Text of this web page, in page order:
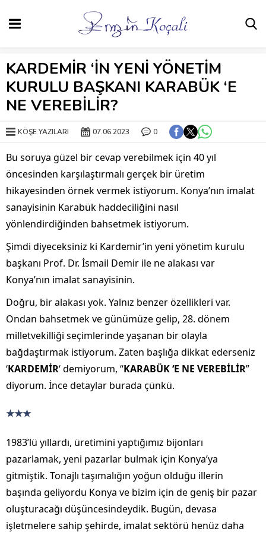
KARDEMİR ‘İN YENİ YÖNETİM
KURULU BAŞKANI KARABÜK ‘E
NE VEREBİLİR?
KÖŞE YAZILARI 07.06.2023 0
Bu soruya güzel bir cevap verebilmek için 40 yıl
öncesinden karşılaştırmalı gerçek bir üretim
hikayesinden örnek vermek istiyorum. Konya’nın imalat
sanayisinin Karabük haddeciliğini nasıl
yönlendirdiğinden bahsetmek istiyorum.
Şimdi diyeceksiniz ki Kardemir’in yeni yönetim kurulu
başkanı Prof. Dr. İsmail Demir ile ne alakası var
Konya’nın imalat sanayisinin.
Doğru, bir alakası yok. Yalnız benzer özellikleri var.
Ondan bahsetmek ve günümüze gelip, 28. dönem
milletvekilliği seçimlerinde yaşanan bir olayla
bağdaştırmak istiyorum. Zaten başlığa dikkat ederseniz
‘KARDEMİR‘ demiyorum, “KARABÜK ‘E NE VEREBİLİR”
diyorum. İnce detaylar burada çünkü.
★★★
1983’lü yıllardı, üretimini yaptığımız bijonları
pazarlamak, yeni pazarlar bulmak için Konya’ya
gitmiştik. Tonajlı taşımalığın yoğun olduğu illerin
başında geliyordu Konya ve bizim için de geniş bir pazar
oluşturacağı düşüncesindeydik. Bugün, devasa
işletmelere sahip şehirde, imalat sektörü henüz daha